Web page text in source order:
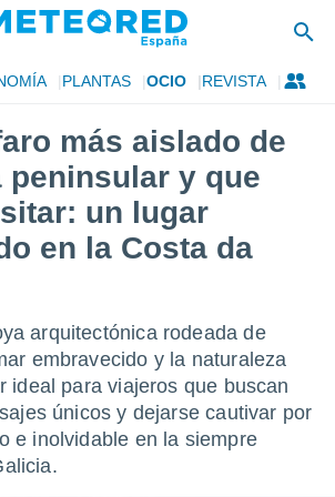
PLANTAS OCIO REVISTA
más aislado de
peninsular y que
un lugar
en la Costa da
arquitectónica rodeada de
embravecido y la naturaleza
ideal para viajeros que buscan
únicos y dejarse cautivar por
e inolvidable en la siempre